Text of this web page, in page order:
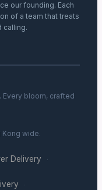
our founding. Each
of a team that treats
calling.
bloom, crafted
wide.
Delivery ·
·